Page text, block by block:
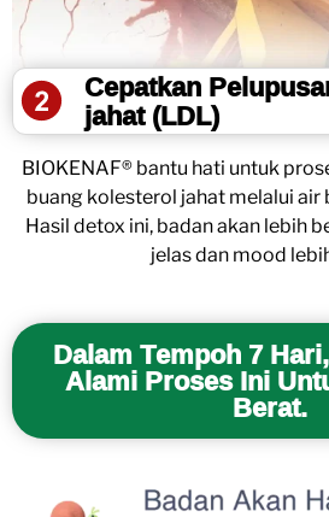
Cepatkan
jahat (LDL)
BIOKENAF® bantu hati untuk
buang kolesterol jahat melalui air
Hasil detox ini, badan akan lebih
jelas dan mood
Dalam Tempoh 7
Alami Proses Ini
Berat.